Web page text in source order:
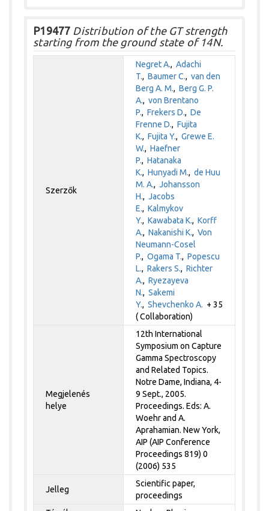
P19477 Distribution of the GT strength
starting from the ground state of 14N.
Szerzők
Negret A.,Adachi
T.,Baumer C.,van den
Berg A. M.,Berg G. P.
A.,von Brentano
P.,Frekers D.,De
Frenne D.,Fujita
K.,Fujita Y.,Grewe E.
W.,Haefner
P.,Hatanaka
K.,Hunyadi M.,de Huu
M. A.,Johansson
H.,Jacobs
E.,Kalmykov
Y.,Kawabata K.,Korff
A.,Nakanishi K.,Von
Neumann-Cosel
P.,Ogama T.,Popescu
L.,Rakers S.,Richter
A.,Ryezayeva
N.,Sakemi
Y.,Shevchenko A. + 35
( Collaboration)
Megjelenés
helye
12th International
Symposium on Capture
Gamma Spectroscopy
and Related Topics.
Notre Dame, Indiana, 4-
9 Sept., 2005.
Proceedings. Eds: A.
Woehr and A.
Aprahamian. New York,
AIP (AIP Conference
Proceedings 819) 0
(2006) 535
Jelleg
Scientific paper,
proceedings